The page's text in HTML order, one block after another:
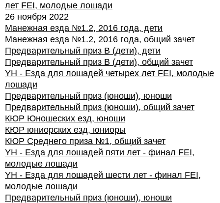
лет FEI, молодые лошади
26 ноября 2022
Манежная езда №1.2, 2016 года, дети
Манежная езда №1.2, 2016 года, общий зачет
Предварительный приз В (дети), дети
Предварительный приз В (дети), общий зачет
YH - Езда для лошадей четырех лет FEI, молодые
лошади
Предварительный приз (юноши), юноши
Предварительный приз (юноши), общий зачет
КЮР Юношеских езд, юноши
КЮР юниорских езд, юниоры
КЮР Среднего приза №1, общий зачет
YH - Езда для лошадей пяти лет - финал FEI,
молодые лошади
YH - Езда для лошадей шести лет - финал FEI,
молодые лошади
Предварительный приз (юноши), юноши